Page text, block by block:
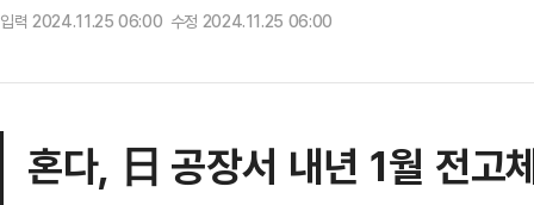
입력 2024.11.25 06:00 수정 2024.11.25 06:00
혼다, 日 공장서 내년 1월 전고